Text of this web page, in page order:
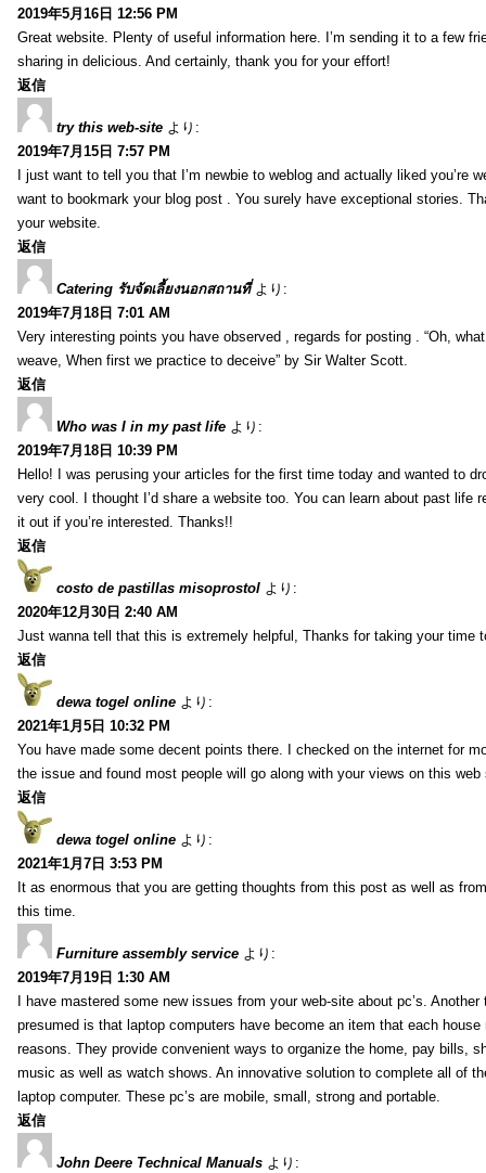
2019年5月16日 12:56 PM
Great website. Plenty of useful information here. I’m sending it to a few
sharing in delicious. And certainly, thank you for your effort!
返信
try this web-site より:
2019年7月15日 7:57 PM
I just want to tell you that I’m newbie to weblog and actually liked you’re
want to bookmark your blog post . You surely have exceptional stories.
your website.
返信
Catering รับจัดเลี้ยงนอกสถานที่ より:
2019年7月18日 7:01 AM
Very interesting points you have observed , regards for posting . “Oh,
weave, When first we practice to deceive” by Sir Walter Scott.
返信
Who was I in my past life より:
2019年7月18日 10:39 PM
Hello! I was perusing your articles for the first time today and wanted to
very cool. I thought I’d share a website too. You can learn about past life
it out if you’re interested. Thanks!!
返信
costo de pastillas misoprostol より:
2020年12月30日 2:40 AM
Just wanna tell that this is extremely helpful, Thanks for taking your time
返信
dewa togel online より:
2021年1月5日 10:32 PM
You have made some decent points there. I checked on the internet for
the issue and found most people will go along with your views on this web
返信
dewa togel online より:
2021年1月7日 3:53 PM
It as enormous that you are getting thoughts from this post as well as
this time.
Furniture assembly service より:
2019年7月19日 1:30 AM
I have mastered some new issues from your web-site about pc’s. Another
presumed is that laptop computers have become an item that each
reasons. They provide convenient ways to organize the home, pay bills,
music as well as watch shows. An innovative solution to complete all of
laptop computer. These pc’s are mobile, small, strong and portable.
返信
John Deere Technical Manuals より: